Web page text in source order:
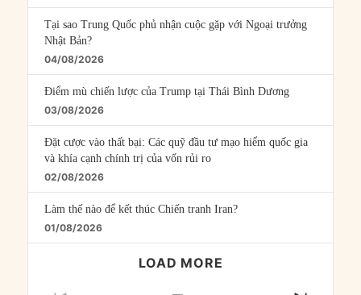
Tại sao Trung Quốc phủ nhận cuộc gặp với Ngoại trưởng
Nhật Bản?
04/08/2026
Điểm mù chiến lược của Trump tại Thái Bình Dương
03/08/2026
Đặt cược vào thất bại: Các quỹ đầu tư mạo hiểm quốc gia
và khía cạnh chính trị của vốn rủi ro
02/08/2026
Làm thế nào để kết thúc Chiến tranh Iran?
01/08/2026
LOAD MORE